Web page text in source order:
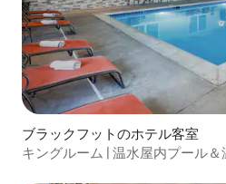
ブラックフットのホテル客室
キングルーム | 温水屋内プール＆